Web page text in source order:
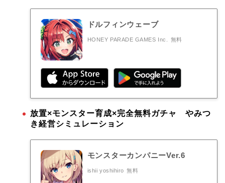
ドルフィンウェーブ
HONEY PARADE GAMES Inc. 無料
放置×モンスター育成×完全無料ガチャ やみつ
き経営シミュレーション
モンスターカンパニーVer.6
ishii yoshihiro 無料